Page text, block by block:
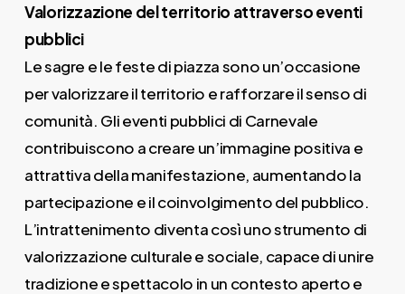
Valorizzazione del territorio attraverso eventi
pubblici
Le sagre e le feste di piazza sono un’occasione
per valorizzare il territorio e rafforzare il senso di
comunità. Gli eventi pubblici di Carnevale
contribuiscono a creare un’immagine positiva e
attrattiva della manifestazione, aumentando la
partecipazione e il coinvolgimento del pubblico.
L’intrattenimento diventa così uno strumento di
valorizzazione culturale e sociale, capace di unire
tradizione e spettacolo in un contesto aperto e